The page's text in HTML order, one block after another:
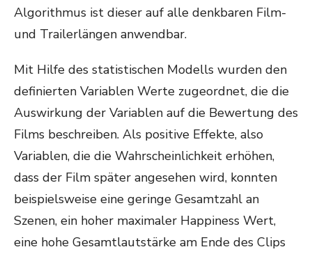
Algorithmus ist dieser auf alle denkbaren Film-
und Trailerlängen anwendbar.
Mit Hilfe des statistischen Modells wurden den
definierten Variablen Werte zugeordnet, die die
Auswirkung der Variablen auf die Bewertung des
Films beschreiben. Als positive Effekte, also
Variablen, die die Wahrscheinlichkeit erhöhen,
dass der Film später angesehen wird, konnten
beispielsweise eine geringe Gesamtzahl an
Szenen, ein hoher maximaler Happiness Wert,
eine hohe Gesamtlautstärke am Ende des Clips